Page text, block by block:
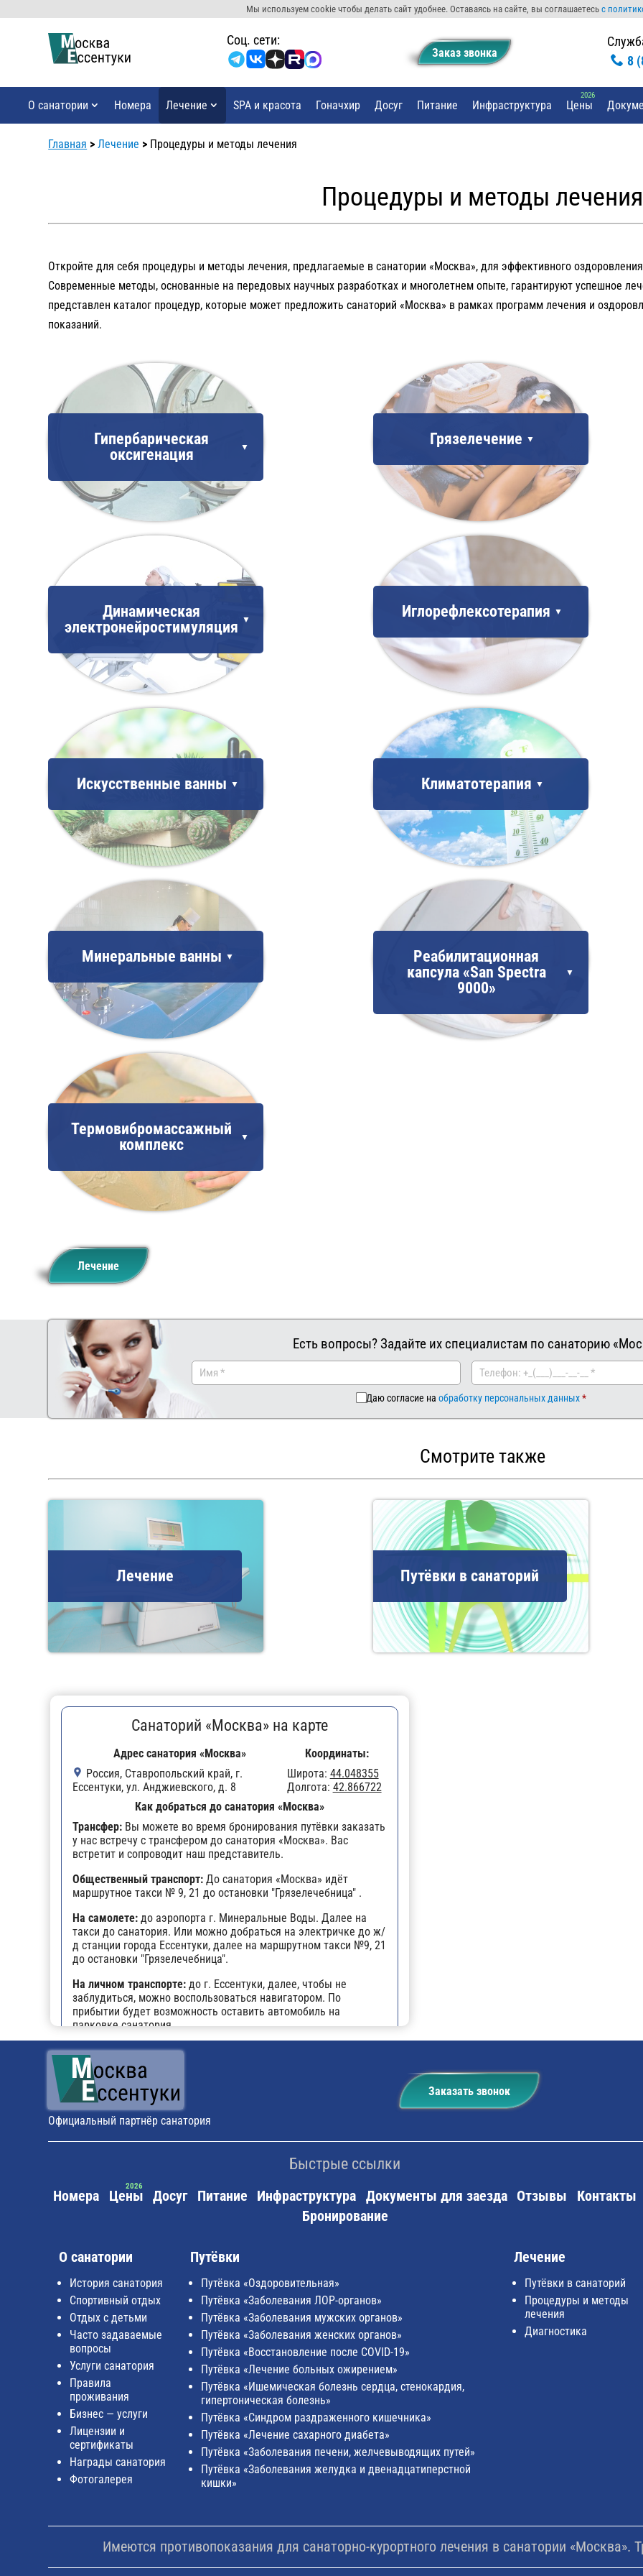
Мы используем cookie чтобы делать сайт удобнее. Оставаясь на сайте, вы соглашаетесьс
Cоц. сети:
Заказ звонкa
8
О санатории Номера Лечение SPA и красота Гоначхир Досуг Питание Инфраструктура Цены
Главная >Лечение > Процедуры и методы лечения
Процедуры и методы лечения
Откройте для себя процедуры и методы лечения, предлагаемые в санатории «Москва», для эффективного
Современные методы, основанные на передовых научных разработках и многолетнем опыте, гарантируют успешное
представлен каталог процедур, которые может предложить санаторий «Москва» в рамках программ лечения и
показаний.
Гипербарическая
оксигенация
Грязелечение
Динамическая
электронейростимуляция
Иглорефлексотерапия
Искусственные ванны Климатотерапия
Минеральные ванны
Реабилитационная
капсула «San Spectra
9000»
Термовибромассажный
комплекс
Лечение
Есть вопросы? Задайте их специалистам по санаторию
Даю согласие на обработку персональных данных
Смотрите также
Лечение Путёвки в санаторий
Санаторий «Москва» на карте
Адрес санатория «Москва»
Россия, Ставропольский край, г.
Ессентуки, ул. Анджиевского, д. 8
Координаты:
Широта: 44.048355
Долгота: 42.866722
Как добраться до санатория «Москва»
Трансфер: Вы можете во время бронирования путёвки заказать
у нас встречу с трансфером до санатория «Москва». Вас
встретит и сопроводит наш представитель.
Общественный транспорт: До санатория «Москва» идёт
маршрутное такси № 9, 21 до остановки "Грязелечебница" .
На самолете: до аэропорта г. Минеральные Воды. Далее на
такси до санатория. Или можно добраться на электричке до ж/
д станции города Ессентуки, далее на маршрутном такси №9, 21
до остановки "Грязелечебница".
На личном транспорте: до г. Ессентуки, далее, чтобы не
заблудиться, можно воспользоваться навигатором. По
прибытии будет возможность оставить автомобиль на
парковке санатория.
Поездом:до ж/д вокзала г. Ессентуки. Выход из последнего
вагона по ходу следования поезда. С железнодорожной
платформы повернуть направо (к бывшему кинотеатру
"Дружба"), пройти 15 метров и пересечь площадь. На
противоположной стороне площади имеется остановка
маршрутных такси. На маршрутном такси № 9 или № 21
после "Ж/д вокзала"). Маршрутные такси ходят каждые 10-15
минут (последнее – в 21.00). Длительность поездки около 3
Официальный партнёр санатория
Заказать звонок
Быстрые ссылки
Номера Цены Досуг Питание Инфраструктура Документы для заезда Отзывы
Контакты
Бронирование
О санатории
История санатория
Спортивный отдых
Отдых с детьми
Часто задаваемые
вопросы
Услуги санатория
Правила
проживания
Бизнес — услуги
Лицензии и
сертификаты
Награды санатория
Фотогалерея
Путёвки
Путёвка «Оздоровительная»
Путёвка «Заболевания ЛОР-органов»
Путёвка «Заболевания мужских органов»
Путёвка «Заболевания женских органов»
Путёвка «Восстановление после COVID-19»
Путёвка «Лечение больных ожирением»
Путёвка «Ишемическая болезнь сердца, стенокардия,
гипертоническая болезнь»
Путёвка «Синдром раздраженного кишечника»
Путёвка «Лечение сахарного диабета»
Путёвка «Заболевания печени, желчевыводящих путей»
Путёвка «Заболевания желудка и двенадцатиперстной
кишки»
Лечение
Путёвки в санаторий
Процедуры и методы
лечения
Диагностика
Имеются противопоказания для санаторно-курортного лечения в санатории «Москва».